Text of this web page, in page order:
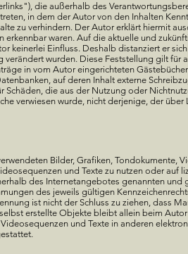
die außerhalb des
in dem der Autor von den Inhalten
zu verhindern. Der Autor erklärt hiermit
waren. Auf die aktuelle und
keinerlei Einfluss. Deshalb distanziert er
wurden. Diese Feststellung gilt für
in vom Autor eingerichteten
auf deren Inhalt externe
die aus der Nutzung oder
verwiesen wurde, nicht derjenige, der über
Bilder, Grafiken, Tondokumente,
und Texte zu nutzen oder auf
des Internetangebotes genannten und
des jeweils gültigen
ist nicht der Schluss zu ziehen, dass
erstellte Objekte bleibt allein beim Autor
und Texte in anderen